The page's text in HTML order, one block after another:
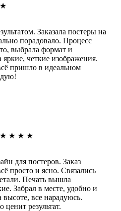
★
Заказала постеры на
порадовало. Процесс
выбрала формат и
четкие изображения.
пришло в идеальном
★ ★ ★ ★
для постеров. Заказ
просто и ясно. Связались
Печать вышла
Забрал в месте, удобно и
высоте, все нарадуюсь.
результат.